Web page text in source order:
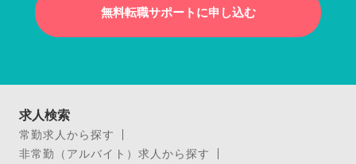
無料転職サポートに申し込む
求人検索
常勤求人から探す
非常勤（アルバイト）求人から探す